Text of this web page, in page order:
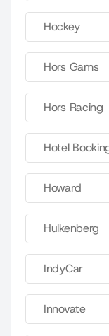
Hockey
Hors Gams
Hors Racing
Hotel
Howard
Hulkenberg
IndyCar
Innovate